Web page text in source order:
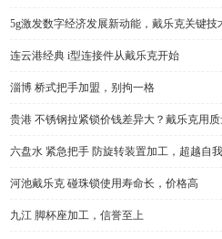
5g激发数字经济发展新动能，戴乐克关键技
连云港经典 i型连接件从戴乐克开始
淄博 桥式把手加盟，别拘一格
贵港 不锈钢拉紧锁价钱差异大？戴乐克用
六盘水 紧急把手 防旋转装置加工，超越自我
河池戴乐克 碰珠锁使用寿命长，价格高
九江 脚杯座加工，信誉至上